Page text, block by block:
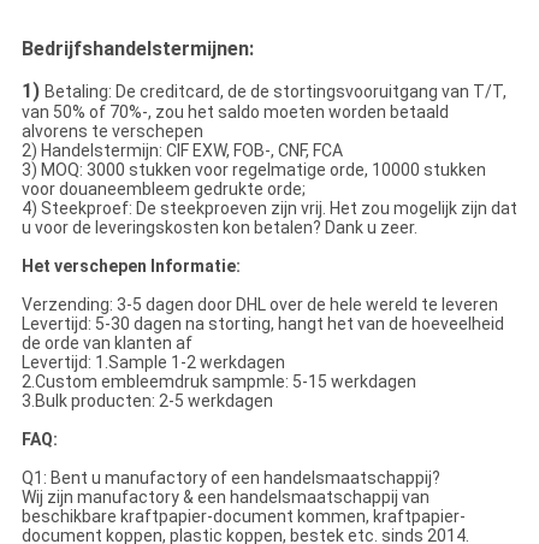
Bedrijfshandelstermijnen:
1) Betaling: De creditcard, de de stortingsvooruitgang van T/T,
van 50% of 70%-, zou het saldo moeten worden betaald
alvorens te verschepen
2) Handelstermijn: CIF EXW, FOB-, CNF, FCA
3) MOQ: 3000 stukken voor regelmatige orde, 10000 stukken
voor douaneembleem gedrukte orde;
4) Steekproef: De steekproeven zijn vrij. Het zou mogelijk zijn dat
u voor de leveringskosten kon betalen? Dank u zeer.
Het verschepen Informatie:
Verzending: 3-5 dagen door DHL over de hele wereld te leveren
Levertijd: 5-30 dagen na storting, hangt het van de hoeveelheid
de orde van klanten af
Levertijd: 1.Sample 1-2 werkdagen
2.Custom embleemdruk sampmle: 5-15 werkdagen
3.Bulk producten: 2-5 werkdagen
FAQ:
Q1: Bent u manufactory of een handelsmaatschappij?
Wij zijn manufactory & een handelsmaatschappij van
beschikbare kraftpapier-document kommen, kraftpapier-
document koppen, plastic koppen, bestek etc. sinds 2014.